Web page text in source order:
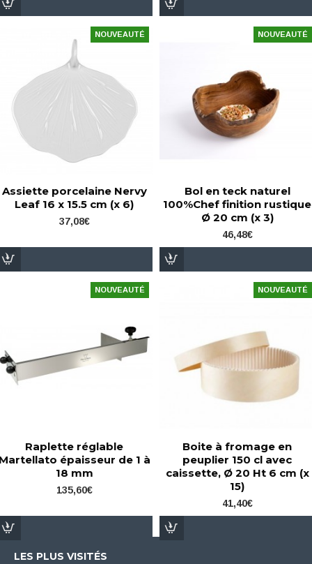
NOUVEAUTÉ
Assiette porcelaine Nervy
Leaf 16 x 15.5 cm (x 6)
37,08€
NOUVEAUTÉ
Bol en teck naturel
100%Chef finition rustique
Ø 20 cm (x 3)
46,48€
NOUVEAUTÉ
Raplette réglable
épaisseur de 1 à
18 mm
135,60€
NOUVEAUTÉ
Boite à fromage en
peuplier 150 cl avec
caissette, Ø 20 Ht 6 cm (x
15)
41,40€
LES PLUS VISITÉS